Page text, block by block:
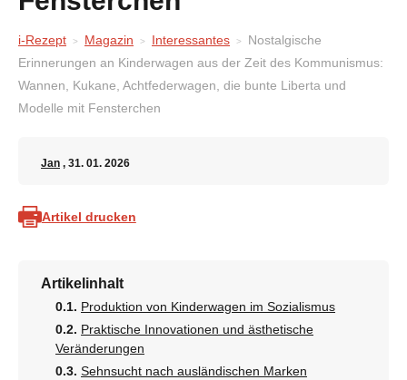
i-Rezept Magazin Interessantes
Nostalgische
Erinnerungen an Kinderwagen aus der Zeit des Kommunismus:
Wannen, Kukane, Achtfederwagen, die bunte Liberta und
Modelle mit Fensterchen
Jan , 31. 01. 2026
Artikel drucken
Artikelinhalt
Produktion von Kinderwagen im Sozialismus
Praktische Innovationen und ästhetische
Veränderungen
Sehnsucht nach ausländischen Marken